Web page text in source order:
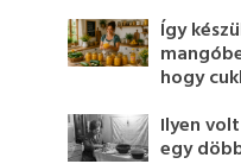
Így
hogy
Ilyen
egy